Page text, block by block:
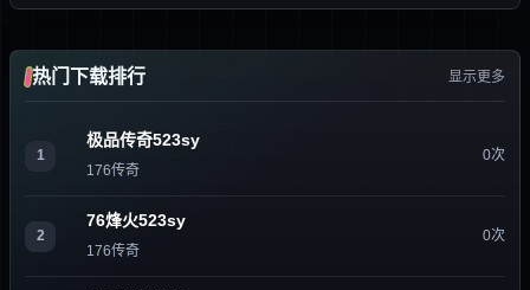
热门下载排行 显示更多
1
极品传奇523sy
176传奇
0次
2
76烽火523sy
176传奇
0次